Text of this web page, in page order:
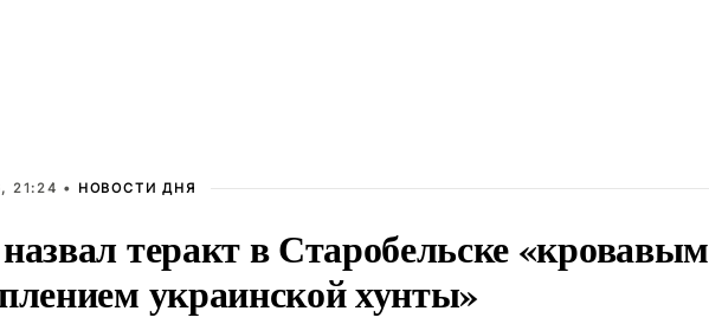
21:24 • НОВОСТИ ДНЯ
теракт в Старобельске «кровавым
украинской хунты»